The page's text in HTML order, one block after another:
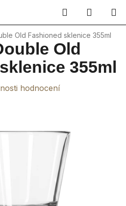
Hledat
KOŠÍK
Old Fashioned sklenice 355ml
Old
355ml
hodnocení